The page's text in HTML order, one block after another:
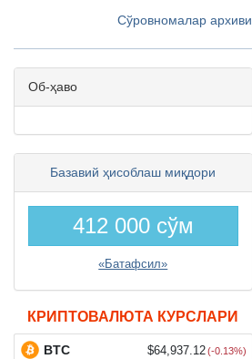
Сўровномалар архиви
Об-ҳаво
Базавий ҳисоблаш миқдори
412 000 сўм
«Батафсил»
КРИПТОВАЛЮТА КУРСЛАРИ
BTC $64,937.12 (-0.13%)